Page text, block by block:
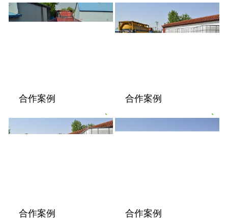
合作案例 合作案例
合作案例 合作案例